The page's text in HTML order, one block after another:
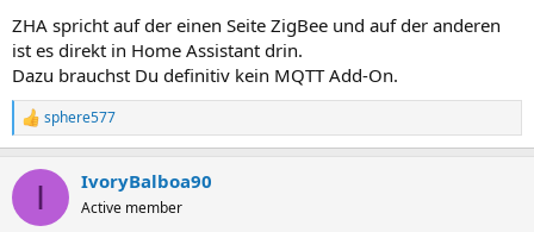
ZHA spricht auf der einen Seite ZigBee und auf der anderen
ist es direkt in Home Assistant drin.
Dazu brauchst Du definitiv kein MQTT Add-On.
R
e
k
i
sphere577
I IvoryBalboa90
Active member